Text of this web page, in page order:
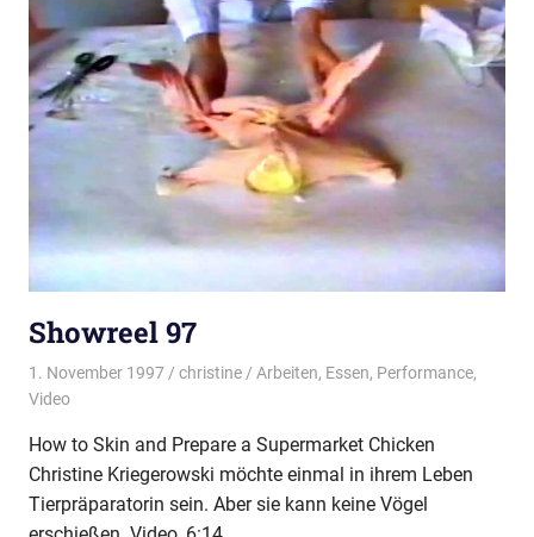
Showreel 97
1. November 1997 christine Arbeiten, Essen, Performance,
Video
How to Skin and Prepare a Supermarket Chicken
Christine Kriegerowski möchte einmal in ihrem Leben
Tierpräparatorin sein. Aber sie kann keine Vögel